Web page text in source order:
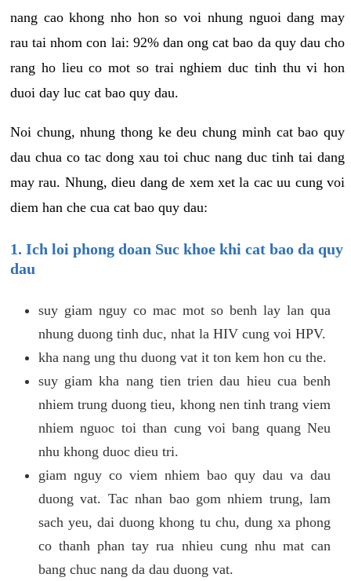
nang cao khong nho hon so voi nhung nguoi dang may
rau tai nhom con lai: 92% dan ong cat bao da quy dau cho
rang ho lieu co mot so trai nghiem duc tinh thu vi hon
duoi day luc cat bao quy dau.
Noi chung, nhung thong ke deu chung minh cat bao quy
dau chua co tac dong xau toi chuc nang duc tinh tai dang
may rau. Nhung, dieu dang de xem xet la cac uu cung voi
diem han che cua cat bao quy dau:
1. Ich loi phong doan Suc khoe khi cat bao da quy
dau
suy giam nguy co mac mot so benh lay lan qua
nhung duong tinh duc, nhat la HIV cung voi HPV.
kha nang ung thu duong vat it ton kem hon cu the.
suy giam kha nang tien trien dau hieu cua benh
nhiem trung duong tieu, khong nen tinh trang viem
nhiem nguoc toi than cung voi bang quang Neu
nhu khong duoc dieu tri.
giam nguy co viem nhiem bao quy dau va dau
duong vat. Tac nhan bao gom nhiem trung, lam
sach yeu, dai duong khong tu chu, dung xa phong
co thanh phan tay rua nhieu cung nhu mat can
bang chuc nang da dau duong vat.